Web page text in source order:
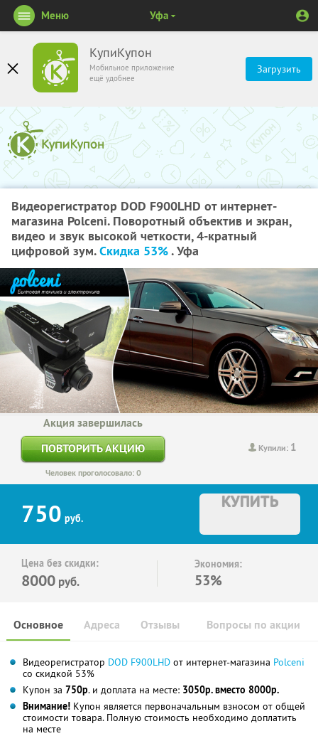
КупиКупон
Мобильное приложение
ещё удобнее
Загрузить
Меню Уфа
Видеорегистратор DOD F900LHD от интернет-
магазина Polceni. Поворотный объектив и экран,
видео и звук высокой четкости, 4-кратный
цифровой зум.Скидка 53%. Уфа
Купили: 1
Акция завершилась
ПОВТОРИТЬ АКЦИЮ
Человек проголосовало: 0
750 руб.
КУПИТЬ
Цена без скидки:
8000 руб.
Экономия:
53%
Основное Отзывы Вопросы по акции
Адреса
Видеорегистратор DOD F900LHD от интернет-магазина Polceni
со скидкой 53%
Купон за 750р. и доплата на месте: 3050р. вместо 8000р.
Внимание! Купон является первоначальным взносом от общей
стоимости товара. Полную стоимость необходимо доплатить
на месте